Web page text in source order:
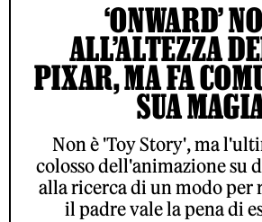
‘ONWARD’
ALL’ALTEZZA
PIXAR, MA FA
SUA
Non è 'Toy Story', ma
colosso dell'animazione su
alla ricerca di un modo per
il padre vale la pena di